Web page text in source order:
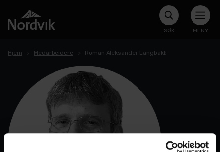
SØK MENY
Hjem Medarbeidere Roman Aleksander Langbakk